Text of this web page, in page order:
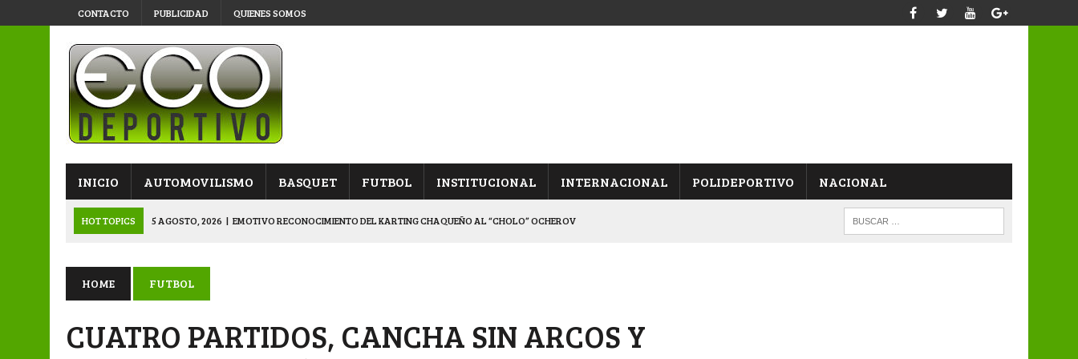
CONTACTO PUBLICIDAD QUIENES SOMOS
INICIO AUTOMOVILISMO BASQUET FUTBOL INSTITUCIONAL INTERNACIONAL POLIDEPORTIVO NACIONAL
HOT TOPICS 5 AGOSTO, 2026 | EMOTIVO RECONOCIMIENTO DEL KARTING CHAQUEÑO AL “CHOLO” OCHEROV
3 AGOSTO, 2026 | APERTURA: VÍA Y OBRAS YA ESTÁ EN SEMIS, TRAS DERROTAR A UNIÓN
5 AGOSTO, 2026 | NAPENAY-BELGRANO Y SPORTIVO-MONTENEGRINA, POR EL PASE A “SEMIS”
HOME FUTBOL
CUATRO PARTIDOS, CANCHA SIN ARCOS Y